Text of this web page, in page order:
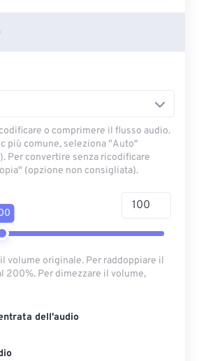
o comprimere il flusso audio.
più comune, seleziona "Auto"
Per convertire senza ricodificare
(opzione non consigliata).
volume originale. Per raddoppiare il
200%. Per dimezzare il volume,
dell'audio